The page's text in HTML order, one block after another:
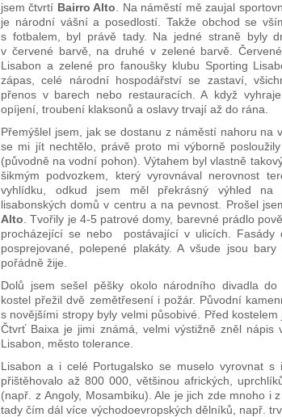
jsem čtvrtí Bairro Alto . Na náměstí mě zaujal
je národní vášní a posedlostí. Takže obchod se
s fotbalem, byl právě tady. Na jedné straně byly
v červené barvě, na druhé v zelené barvě.
Lisabon a zelené pro fanoušky klubu Sporting
zápas, celé národní hospodářství se zastaví,
přenos v barech nebo restauracích. A když
opíjení, troubení klaksonů a oslavy trvají až do rána.
Přemýšlel jsem, jak se dostanu z náměstí nahoru na
se mi jít nechtělo, právě proto mi výborně
(původně na vodní pohon). Výtahem byl vlastně
šikmým podvozkem, který vyrovnával nerovnost
vyhlídku, odkud jsem měl překrásný výhled na
lisabonských domů v centru a na pevnost. Prošel
Alto . Tvořily je 4-5 patrové domy, barevné prádlo
procházející se nebo postávající v ulicích. Fasády
posprejované, polepené plakáty. A všude jsou
pořádně žije.
Dolů jsem sešel pěšky okolo národního divadla do
kostel přežil dvě zemětřesení i požár. Původní
s novějšími stropy byly velmi působivé. Před
Čtvrť Baixa je jimi známá, velmi výstižně zněl
Lisabon, město tolerance.
Lisabon a i celé Portugalsko se muselo vyrovnat
přištěhovalo až 800 000, většinou afrických,
(např. z Angoly, Mosambiku). Ale je jich zde mnoho i
tady čím dál více východoevropských dělníků, např.